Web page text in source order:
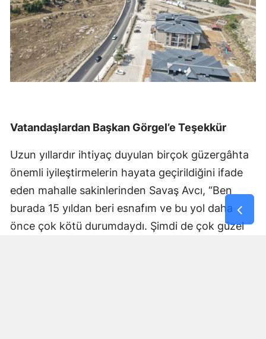
Vatandaşlardan Başkan Görgel’e Teşekkür
Uzun yıllardır ihtiyaç duyulan birçok güzergâhta
önemli iyileştirmelerin hayata geçirildiğini ifade
eden mahalle sakinlerinden Savaş Avcı, “Ben
burada 15 yıldan beri esnafım ve bu yol daha
önce çok kötü durumdaydı. Şimdi de çok güzel